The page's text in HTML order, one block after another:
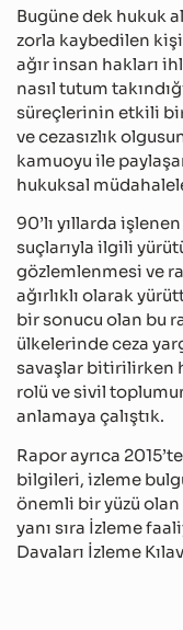
Bugüne dek hukuk
zorla kaybedilen
ağır insan hakları
nasıl tutum
süreçlerinin etkili
ve cezasızlık
kamuoyu ile
hukuksal
90’lı yıllarda
suçlarıyla ilgili
gözlemlenmesi ve
ağırlıklı olarak
bir sonucu olan bu
ülkelerinde ceza
savaşlar bitirilirken
rolü ve sivil
anlamaya çalıştık.
Rapor ayrıca
bilgileri, izleme
önemli bir yüzü
yanı sıra İzleme
Davaları İzleme